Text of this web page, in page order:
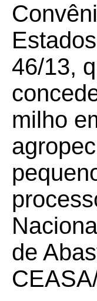
46/13,
milho
de